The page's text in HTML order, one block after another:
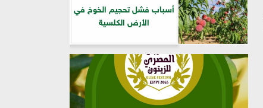
أسباب فشل تحجيم الخوخ في
الأرض الكلسية